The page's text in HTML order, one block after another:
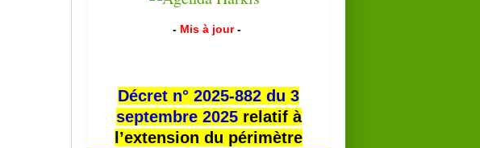
- Mis à jour -
Décret n° 2025-882 du 3
septembre 2025relatif à
l’extension du périmètre